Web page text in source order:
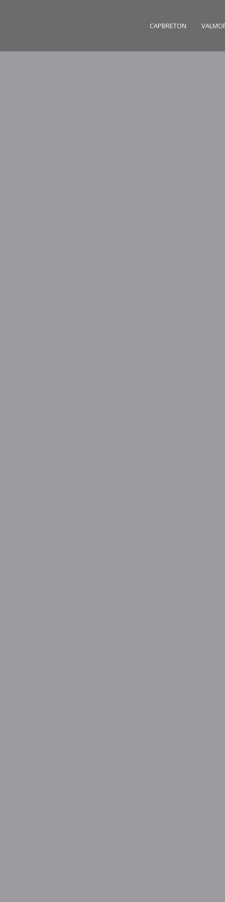
CAPBRETON